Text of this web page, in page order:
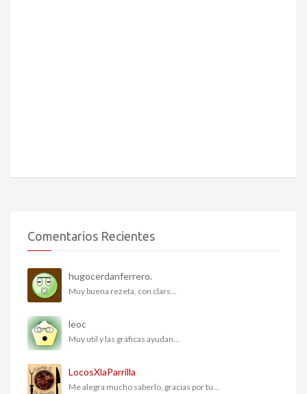
Comentarios Recientes
hugocerdanferrero.
Muy buena rezeta, con clars...
leoc
Muy util y las gráficas ayudan...
LocosXlaParrilla
Me alegra mucho saberlo, gracias por tu...